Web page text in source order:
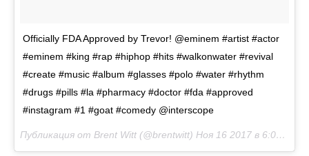
Officially FDA Approved by Trevor! @eminem #artist #actor
#eminem #king #rap #hiphop #hits #walkonwater #revival
#create #music #album #glasses #polo #water #rhythm
#drugs #pills #la #pharmacy #doctor #fda #approved
#instagram #1 #goat #comedy @interscope
Публикация от Brent Witt (@brentwitt) Ноя 16 2017 в 6:08 PST